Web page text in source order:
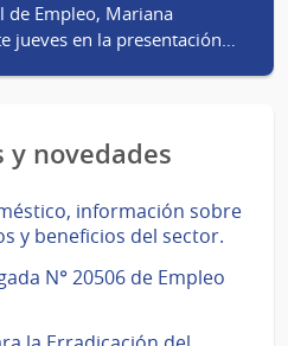
de Empleo, Mariana
jueves en la presentación…
y novedades
información sobre
y beneficios del sector.
N° 20506 de Empleo